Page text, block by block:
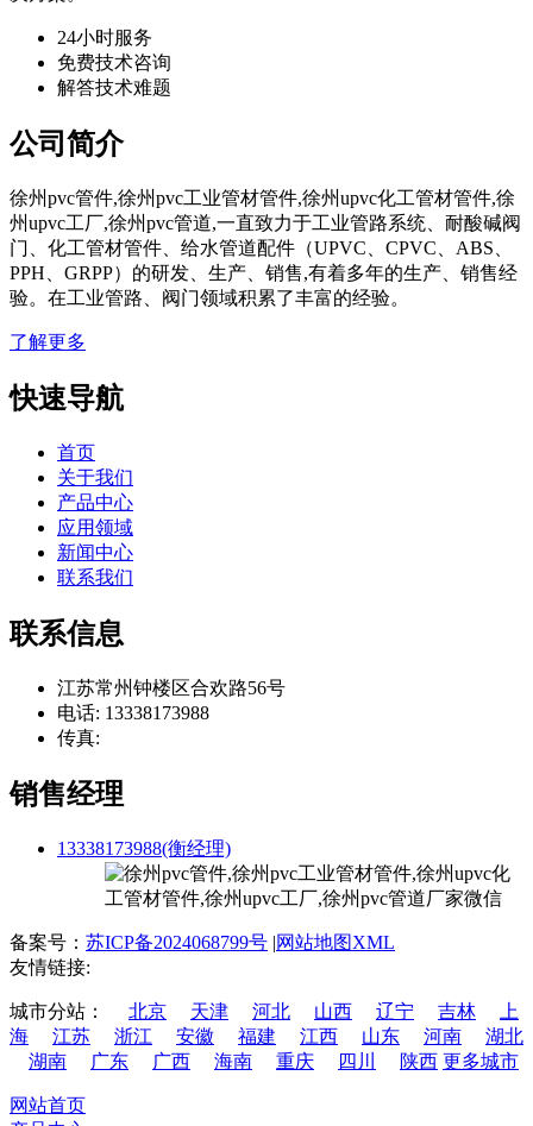
24小时服务
免费技术咨询
解答技术难题
公司简介
徐州pvc管件,徐州pvc工业管材管件,徐州upvc化工管材管件,徐
州upvc工厂,徐州pvc管道,一直致力于工业管路系统、耐酸碱阀
门、化工管材管件、给水管道配件（UPVC、CPVC、ABS、
PPH、GRPP）的研发、生产、销售,有着多年的生产、销售经
验。在工业管路、阀门领域积累了丰富的经验。
了解更多
快速导航
首页
关于我们
产品中心
应用领域
新闻中心
联系我们
联系信息
江苏常州钟楼区合欢路56号
电话: 13338173988
传真:
销售经理
13338173988(衡经理)
备案号： 苏ICP备2024068799号 |网站地图XML
友情链接:
城市分站： 北京 天津 河北 山西 辽宁 吉林
上
海
江苏 浙江 安徽 福建 江西 山东 河南
湖北
湖南
广东 广西 海南 重庆 四川 陕西 更多城市
网站首页